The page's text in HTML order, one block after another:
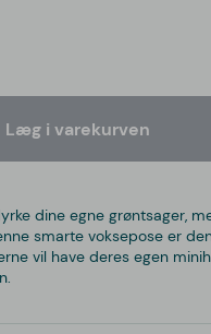
Læg i varekurven
dine egne grøntsager,
smarte voksepose er
vil have deres egen